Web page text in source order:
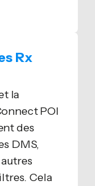
Rx
la
POI
des
DMS,
Cela